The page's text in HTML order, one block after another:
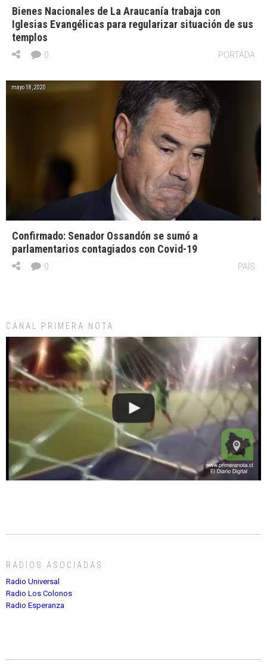
Bienes Nacionales de La Araucanía trabaja con
Iglesias Evangélicas para regularizar situación de sus
templos
PORTADA
0
mayo 18, 2020
Confirmado: Senador Ossandón se sumó a
parlamentarios contagiados con Covid-19
PAÍS
0
CANAL PRIMERA NOTA
RADIOS ASOCIADAS
Radio Universal
Radio Los Colonos
Radio Esperanza